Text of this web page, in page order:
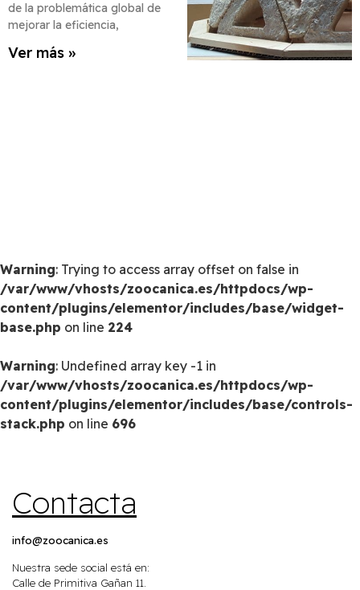
de la problemática global de
mejorar la eficiencia,
Ver más »
Warning: Trying to access array offset on false in
/var/www/vhosts/zoocanica.es/httpdocs/wp-
content/plugins/elementor/includes/base/widget-
base.php on line 224
Warning: Undefined array key -1 in
/var/www/vhosts/zoocanica.es/httpdocs/wp-
content/plugins/elementor/includes/base/controls-
stack.php on line 696
Contacta
info@zoocanica.es
Nuestra sede social está en:
Calle de Primitiva Gañan 11.